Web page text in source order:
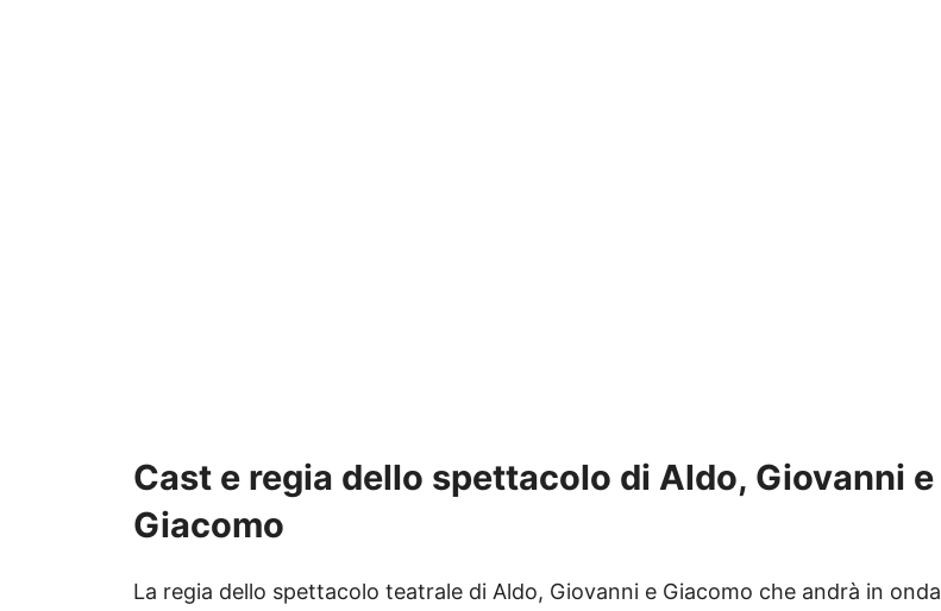
Cast e regia dello spettacolo di Aldo, Giovanni e
Giacomo
La regia dello spettacolo teatrale di Aldo, Giovanni e Giacomo che andrà in onda